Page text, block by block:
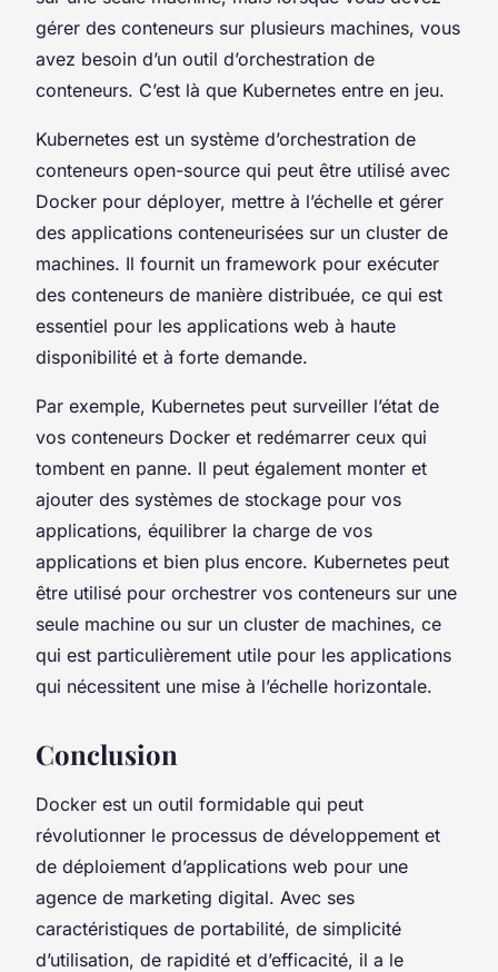
gérer des conteneurs sur plusieurs machines, vous
avez besoin d’un outil d’orchestration de
conteneurs. C’est là que Kubernetes entre en jeu.
Kubernetes est un système d’orchestration de
conteneurs open-source qui peut être utilisé avec
Docker pour déployer, mettre à l’échelle et gérer
des applications conteneurisées sur un cluster de
machines. Il fournit un framework pour exécuter
des conteneurs de manière distribuée, ce qui est
essentiel pour les applications web à haute
disponibilité et à forte demande.
Par exemple, Kubernetes peut surveiller l’état de
vos conteneurs Docker et redémarrer ceux qui
tombent en panne. Il peut également monter et
ajouter des systèmes de stockage pour vos
applications, équilibrer la charge de vos
applications et bien plus encore. Kubernetes peut
être utilisé pour orchestrer vos conteneurs sur une
seule machine ou sur un cluster de machines, ce
qui est particulièrement utile pour les applications
qui nécessitent une mise à l’échelle horizontale.
Conclusion
Docker est un outil formidable qui peut
révolutionner le processus de développement et
de déploiement d’applications web pour une
agence de marketing digital. Avec ses
caractéristiques de portabilité, de simplicité
d’utilisation, de rapidité et d’efficacité, il a le